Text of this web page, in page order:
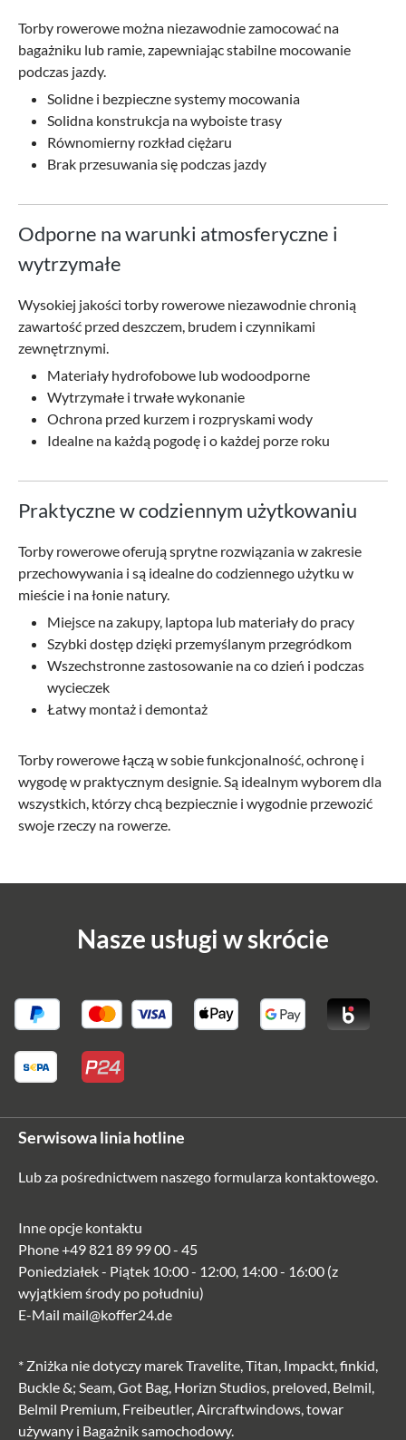
Torby rowerowe można niezawodnie zamocować na
bagażniku lub ramie, zapewniając stabilne mocowanie
podczas jazdy.
Solidne i bezpieczne systemy mocowania
Solidna konstrukcja na wyboiste trasy
Równomierny rozkład ciężaru
Brak przesuwania się podczas jazdy
Odporne na warunki atmosferyczne i
wytrzymałe
Wysokiej jakości torby rowerowe niezawodnie chronią
zawartość przed deszczem, brudem i czynnikami
zewnętrznymi.
Materiały hydrofobowe lub wodoodporne
Wytrzymałe i trwałe wykonanie
Ochrona przed kurzem i rozpryskami wody
Idealne na każdą pogodę i o każdej porze roku
Praktyczne w codziennym użytkowaniu
Torby rowerowe oferują sprytne rozwiązania w zakresie
przechowywania i są idealne do codziennego użytku w
mieście i na łonie natury.
Miejsce na zakupy, laptopa lub materiały do pracy
Szybki dostęp dzięki przemyślanym przegródkom
Wszechstronne zastosowanie na co dzień i podczas
wycieczek
Łatwy montaż i demontaż
Torby rowerowe łączą w sobie funkcjonalność, ochronę i
wygodę w praktycznym designie. Są idealnym wyborem dla
wszystkich, którzy chcą bezpiecznie i wygodnie przewozić
swoje rzeczy na rowerze.
Nasze usługi w skrócie
Serwisowa linia hotline
Lub za pośrednictwem naszegoformularza kontaktowego.
Inne opcje kontaktu
Phone+49 821 89 99 00 - 45
Poniedziałek - Piątek 10:00 - 12:00, 14:00 - 16:00 (z
wyjątkiem środy po południu)
E-Mail mail@koffer24.de
* Zniżka nie dotyczy marek Travelite, Titan, Impackt, finkid,
Buckle &; Seam, Got Bag, Horizn Studios, preloved, Belmil,
Belmil Premium, Freibeutler, Aircraftwindows, towar
używany i Bagażnik samochodowy.